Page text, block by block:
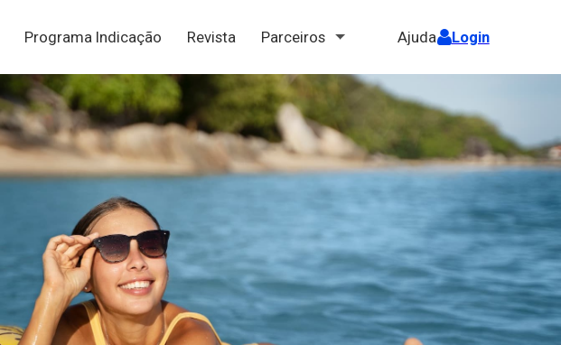
Programa Indicação Revista Parceiros Ajuda Login